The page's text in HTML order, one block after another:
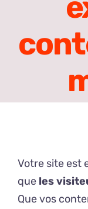
Votre site est
que les
Que vos